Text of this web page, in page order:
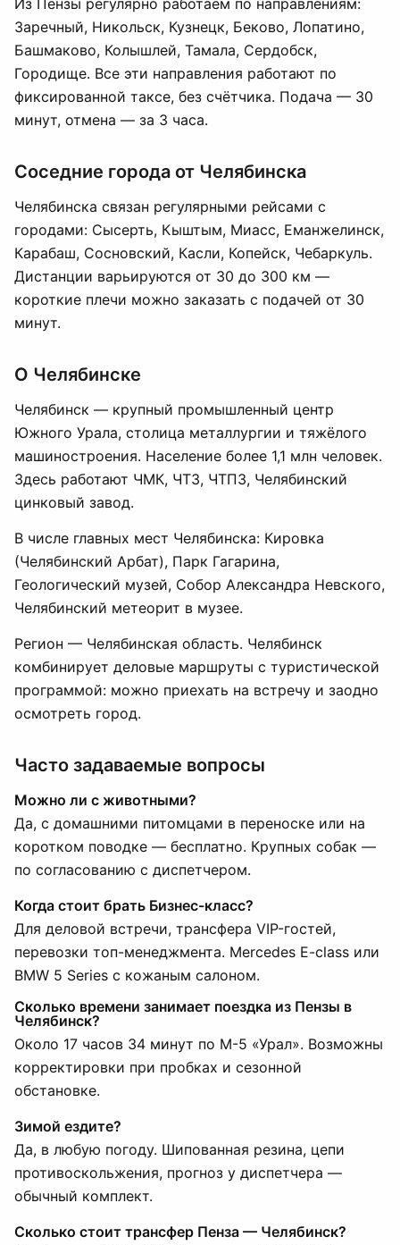
Из Пензы регулярно работаем по направлениям:
Заречный, Никольск, Кузнецк, Беково, Лопатино,
Башмаково, Колышлей, Тамала, Сердобск,
Городище. Все эти направления работают по
фиксированной таксе, без счётчика. Подача — 30
минут, отмена — за 3 часа.
Соседние города от Челябинска
Челябинска связан регулярными рейсами с
городами: Сысерть, Кыштым, Миасс, Еманжелинск,
Карабаш, Сосновский, Касли, Копейск, Чебаркуль.
Дистанции варьируются от 30 до 300 км —
короткие плечи можно заказать с подачей от 30
минут.
О Челябинске
Челябинск — крупный промышленный центр
Южного Урала, столица металлургии и тяжёлого
машиностроения. Население более 1,1 млн человек.
Здесь работают ЧМК, ЧТЗ, ЧТПЗ, Челябинский
цинковый завод.
В числе главных мест Челябинска: Кировка
(Челябинский Арбат), Парк Гагарина,
Геологический музей, Собор Александра Невского,
Челябинский метеорит в музее.
Регион — Челябинская область. Челябинск
комбинирует деловые маршруты с туристической
программой: можно приехать на встречу и заодно
осмотреть город.
Часто задаваемые вопросы
Можно ли с животными?
Да, с домашними питомцами в переноске или на
коротком поводке — бесплатно. Крупных собак —
по согласованию с диспетчером.
Когда стоит брать Бизнес-класс?
Для деловой встречи, трансфера VIP-гостей,
перевозки топ-менеджмента. Mercedes E-class или
BMW 5 Series с кожаным салоном.
Сколько времени занимает поездка из Пензы в
Челябинск?
Около 17 часов 34 минут по М-5 «Урал». Возможны
корректировки при пробках и сезонной
обстановке.
Зимой ездите?
Да, в любую погоду. Шипованная резина, цепи
противоскольжения, прогноз у диспетчера —
обычный комплект.
Сколько стоит трансфер Пенза — Челябинск?